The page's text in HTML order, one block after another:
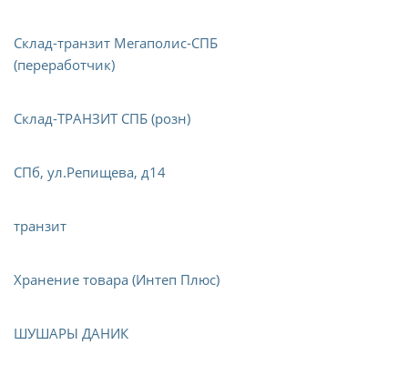
Склад-транзит Мегаполис-СПБ
(переработчик)
Склад-ТРАНЗИТ СПБ (розн)
СПб, ул.Репищева, д14
транзит
Хранение товара (Интеп Плюс)
ШУШАРЫ ДАНИК